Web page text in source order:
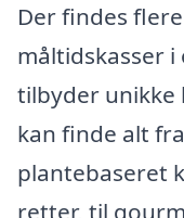
Der findes
måltidskasser
tilbyder unikke
kan finde alt
plantebaseret
retter, til